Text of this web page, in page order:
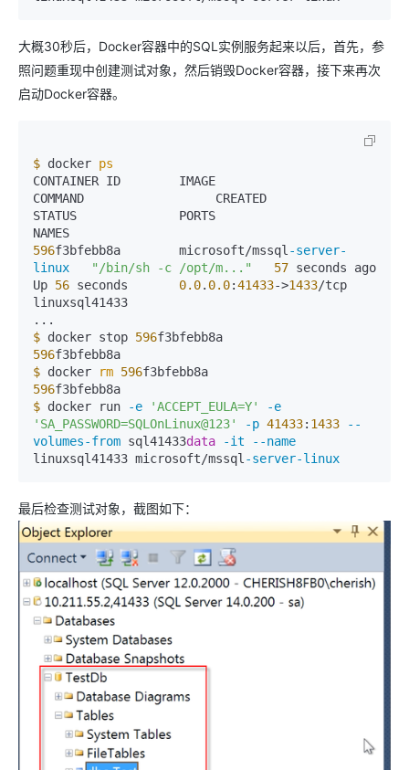
大概30秒后，Docker容器中的SQL实例服务起来以后，首先，参
照问题重现中创建测试对象，然后销毁Docker容器，接下来再次
启动Docker容器。
$ docker ps
CONTAINER ID        IMAGE
COMMAND                  CREATED
STATUS              PORTS
596f3bfebb8a        microsoft/mssql-server-
linux
"/bin/sh -c /opt/m..." 57 seconds ago
Up 56 seconds 0.0. 0.0:41433->1433/tcp
linuxsql41433
$ docker stop 596
596
$ docker rm 596
596
$ docker run -e 'ACCEPT_EULA=Y'
-e
'SA_PASSWORD=SQLOnLinux@123'
-p 41433: 1433
--
volumes-from sql41433data -it
--name
linuxsql41433 microsoft/mssql-server-linux
最后检查测试对象，截图如下：